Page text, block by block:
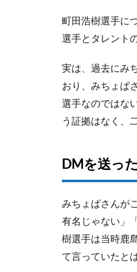
町田浩樹選手に
選手とタレント
実は、過去にみ
おり、みちょぱ
選手なのではな
う証拠はなく、
DMを送っ
みちょぱさんが
有名じゃない」
樹選手は当時鹿
て言っていたと